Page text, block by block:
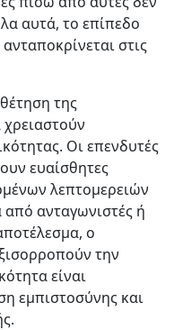
αυτά, το επίπεδο
στις
της
Οι επενδυτές
ευαίσθητες
λεπτομερειών
από ανταγωνιστές ή
ο
την
είναι
εμπιστοσύνης και